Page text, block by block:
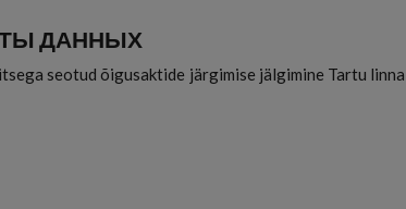
ДАННЫХ
seotud õigusaktide järgimise jälgimine Tartu linna